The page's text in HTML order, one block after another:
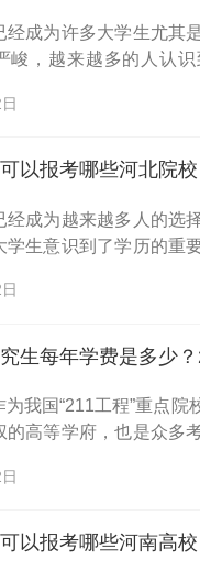
经成为许多大学生尤其
峻，越来越多的人认
来，
以报考哪些河北院
经成为越来越多人的选
学生意识到了学历的重
校
生每年学费是多少
我国“211工程”重点
的高等学府，也是众多
以报考哪些河南高